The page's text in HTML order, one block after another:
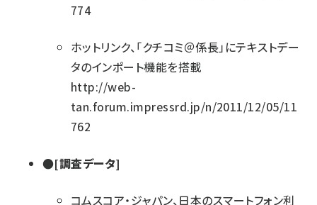
774
ホットリンク、「クチコミ＠係長」にテキストデー
タのインポート機能を搭載
http://web-
tan.forum.impressrd.jp/n/2011/12/05/11
762
●[調査データ]
コムスコア・ジャパン、日本のスマートフォン利